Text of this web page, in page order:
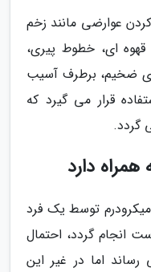
عوارضی مانند زخم
ای، خطوط پیری،
ضخیم، برطرف آسیب
قرار می گیرد که
گردد.
دارد
توسط یک فرد
انجام گردد، احتمال
اما در غیر این